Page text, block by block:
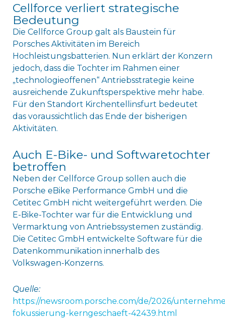
Cellforce verliert strategische
Bedeutung
Die Cellforce Group galt als Baustein für
Porsches Aktivitäten im Bereich
Hochleistungsbatterien. Nun erklärt der Konzern
jedoch, dass die Tochter im Rahmen einer
„technologieoffenen“ Antriebsstrategie keine
ausreichende Zukunftsperspektive mehr habe.
Für den Standort Kirchentellinsfurt bedeutet
das voraussichtlich das Ende der bisherigen
Aktivitäten.
Auch E-Bike- und Softwaretochter
betroffen
Neben der Cellforce Group sollen auch die
Porsche eBike Performance GmbH und die
Cetitec GmbH nicht weitergeführt werden. Die
E-Bike-Tochter war für die Entwicklung und
Vermarktung von Antriebssystemen zuständig.
Die Cetitec GmbH entwickelte Software für die
Datenkommunikation innerhalb des
Volkswagen-Konzerns.
Quelle:
https://newsroom.porsche.com/de/2026/
fokussierung-kerngeschaeft-42439.html